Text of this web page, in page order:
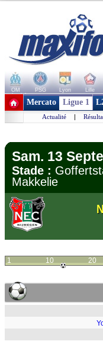
OM PSG Lyon Lille
+ de clubs
Mercato Ligue 1
Actualité |
Sam. 13
Stade :
Makkelie
1 10 20